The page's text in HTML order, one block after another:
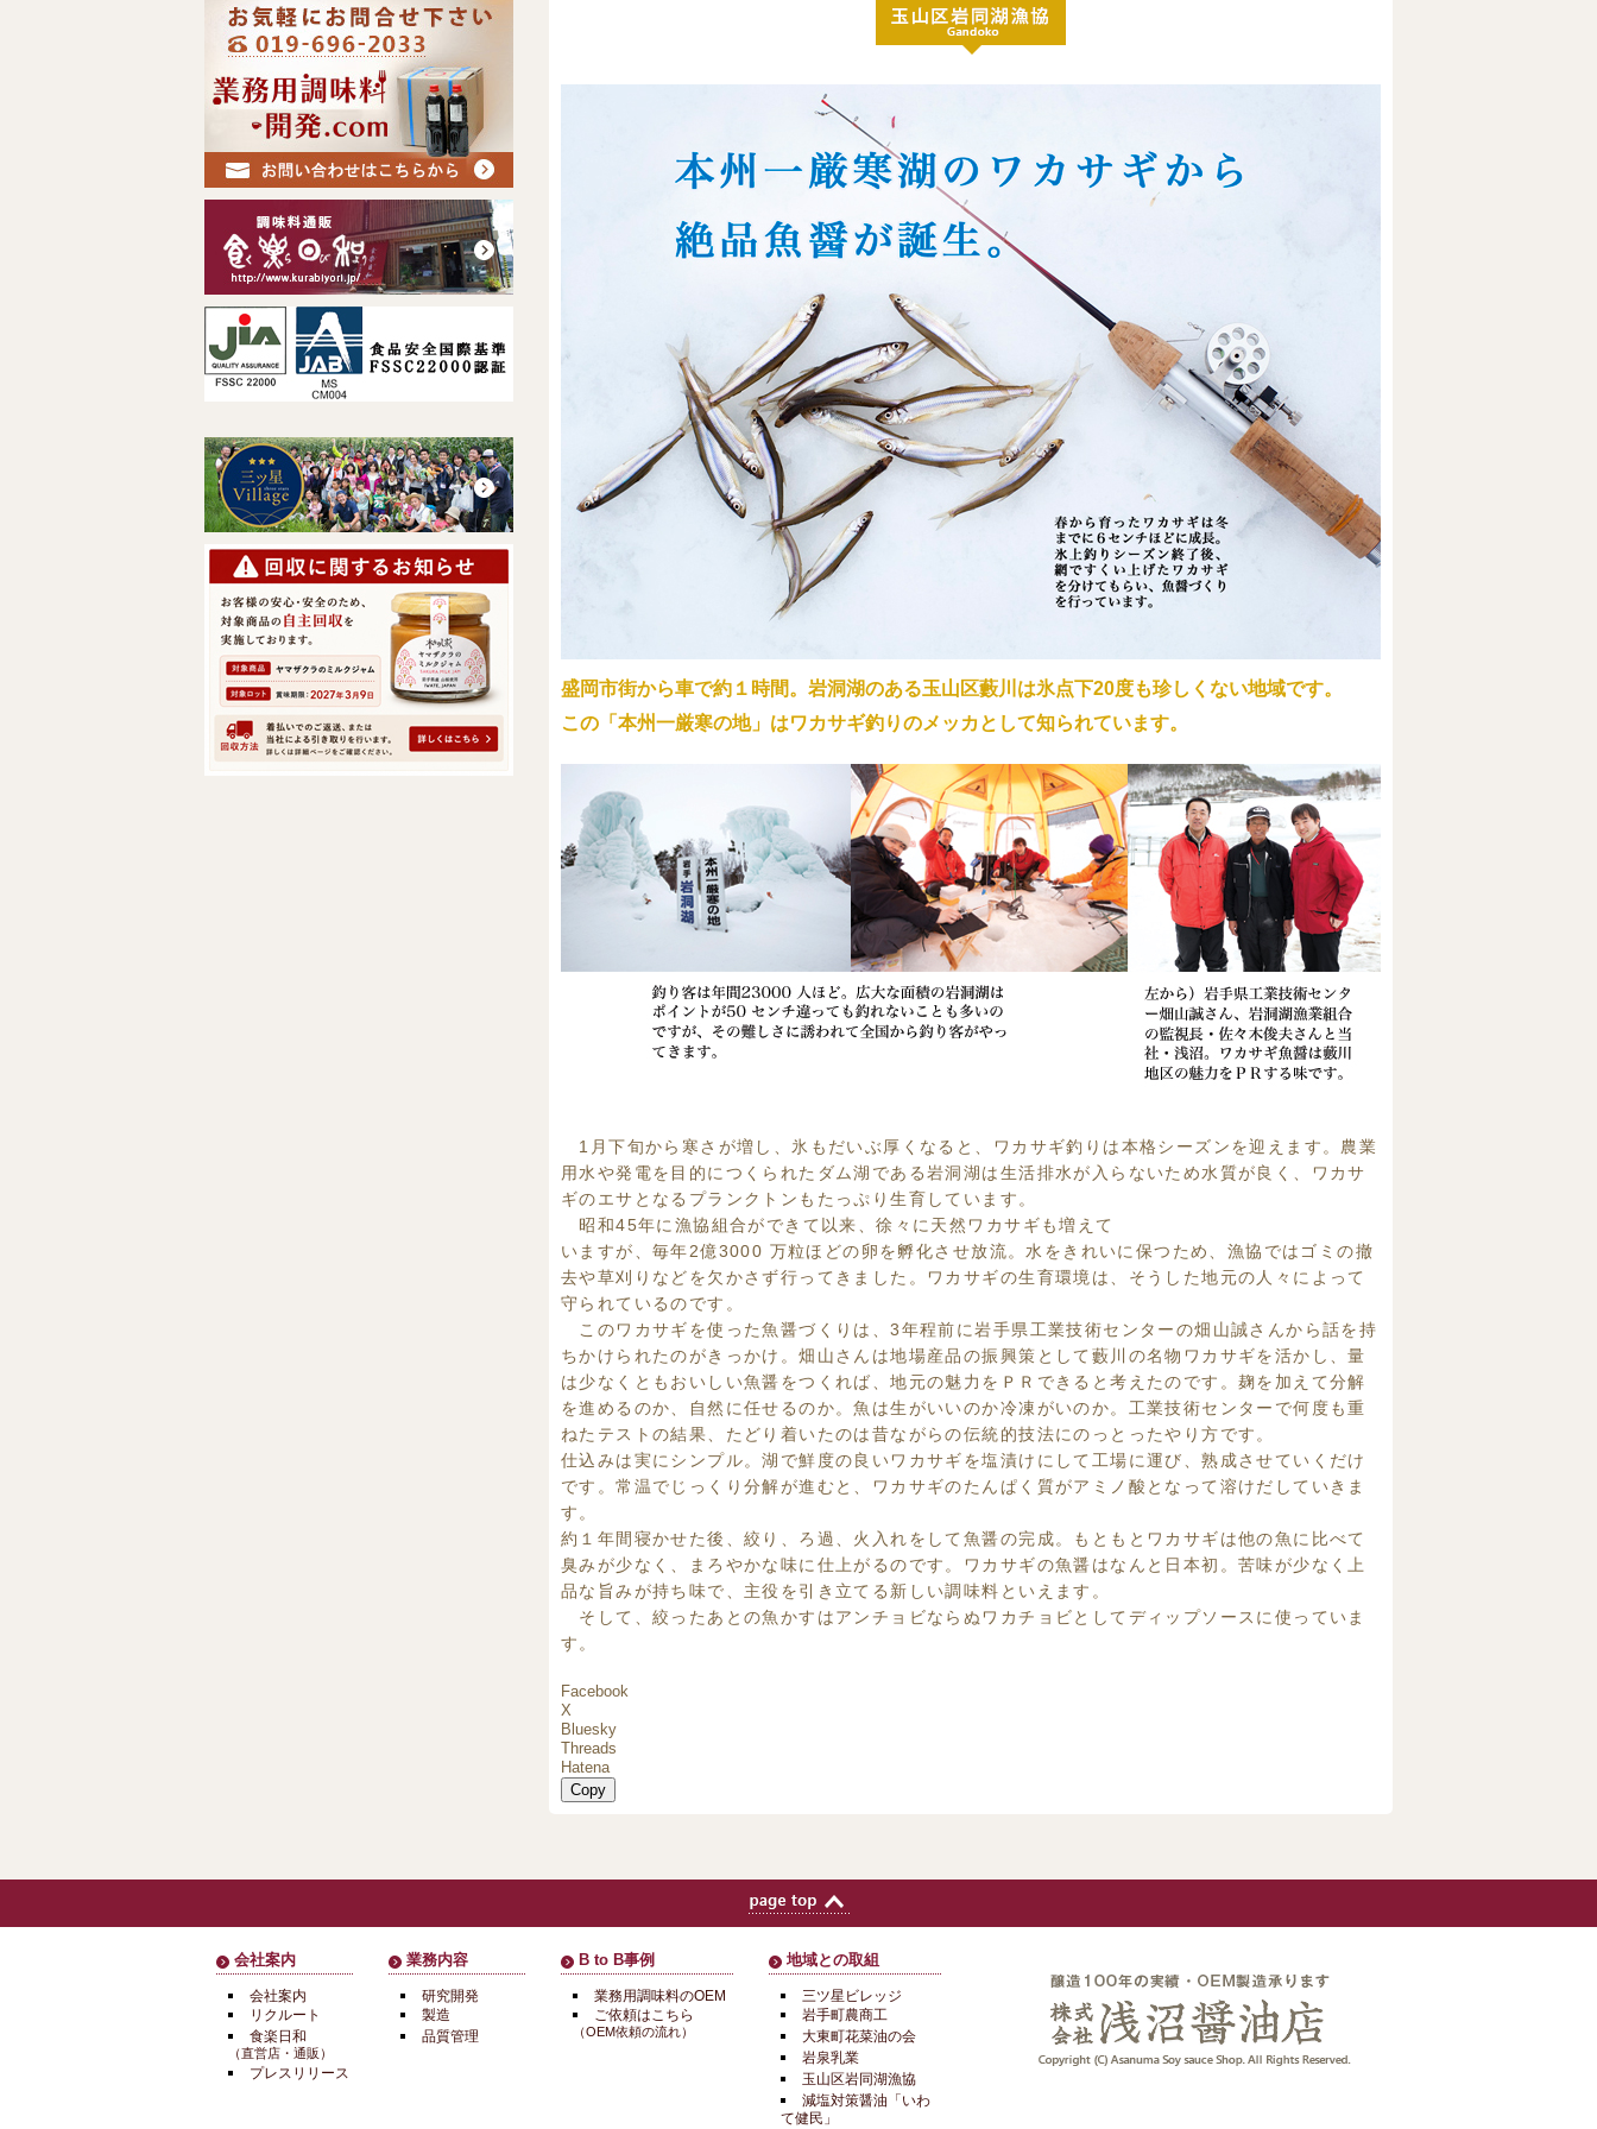
盛岡市街から車で約１時間。岩洞湖のある玉山区藪川は氷点下20度も珍しくない地域です。
この「本州一厳寒の地」はワカサギ釣りのメッカとして知られています。
1月下旬から寒さが増し、氷もだいぶ厚くなると、ワカサギ釣りは本格シーズンを迎えます。農業
用水や発電を目的につくられたダム湖である岩洞湖は生活排水が入らないため水質が良く、ワカサ
ギのエサとなるプランクトンもたっぷり生育しています。
昭和45年に漁協組合ができて以来、徐々に天然ワカサギも増えて
いますが、毎年2億3000 万粒ほどの卵を孵化させ放流。水をきれいに保つため、漁協ではゴミの撤
去や草刈りなどを欠かさず行ってきました。ワカサギの生育環境は、そうした地元の人々によって
守られているのです。
このワカサギを使った魚醤づくりは、3年程前に岩手県工業技術センターの畑山誠さんから話を持
ちかけられたのがきっかけ。畑山さんは地場産品の振興策として藪川の名物ワカサギを活かし、量
は少なくともおいしい魚醤をつくれば、地元の魅力をＰＲできると考えたのです。麹を加えて分解
を進めるのか、自然に任せるのか。魚は生がいいのか冷凍がいのか。工業技術センターで何度も重
ねたテストの結果、たどり着いたのは昔ながらの伝統的技法にのっとったやり方です。
仕込みは実にシンプル。湖で鮮度の良いワカサギを塩漬けにして工場に運び、熟成させていくだけ
です。常温でじっくり分解が進むと、ワカサギのたんぱく質がアミノ酸となって溶けだしていきま
す。
約１年間寝かせた後、絞り、ろ過、火入れをして魚醤の完成。もともとワカサギは他の魚に比べて
臭みが少なく、まろやかな味に仕上がるのです。ワカサギの魚醤はなんと日本初。苦味が少なく上
品な旨みが持ち味で、主役を引き立てる新しい調味料といえます。
そして、絞ったあとの魚かすはアンチョビならぬワカチョビとしてディップソースに使っていま
す。
Facebook
X
Bluesky
Threads
Hatena
Copy
会社案内
会社案内
リクルート
食楽日和
（直営店・通販）
プレスリリース
業務内容
研究開発
製造
品質管理
B to B事例
業務用調味料のOEM
ご依頼はこちら
（OEM依頼の流れ）
地域との取組
三ツ星ビレッジ
岩手町農商工
大東町花菜油の会
岩泉乳業
玉山区岩同湖漁協
減塩対策醤油「いわ
て健民」